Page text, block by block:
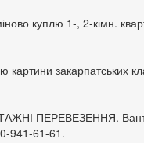
куплю 1-, 2-кімн.
картини закарпатських
ПЕРЕВЕЗЕННЯ.
941-61-61.